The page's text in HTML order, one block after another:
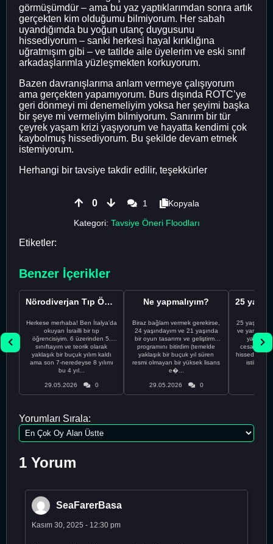
görmüşümdür – ama bu yaz yaptıklarımdan sonra artık
gerçekten kim olduğumu bilmiyorum. Her sabah
uyandığımda bu yoğun utanç duygusunu
hissediyorum – sanki herkesi hayal kırıklığına
uğratmışım gibi – ve tatilde aile üyelerim ve eski sınıf
arkadaşlarımla yüzleşmekten korkuyorum.
Bazen davranışlarıma anlam vermeye çalışıyorum
ama gerçekten yapamıyorum. Burs dışında ROTC’ye
geri dönmeyi mi denemeliyim yoksa her şeyimi başka
bir şeye mi vermeliyim bilmiyorum. Sanırım bir tür
çeyrek yaşam krizi yaşıyorum ve hayatta kendimi çok
kaybolmuş hissediyorum. Bu şekilde devam etmek
istemiyorum.
Herhangi bir tavsiye takdir edilir, teşekkürler
0 1
Kopyala
Kategori: Tavsiye Öneri Floodları
Etiketler:
Benzer İçerikler
Nörodiverjan Tıp Öğrencisi Yeni Bir Yol Arıyor
Herkese merhaba! Ben İtalya'da
okuyan İsrailli bir tıp
öğrencisiyim. 6 üzerinden 5.
sınıftayım ve teorik olarak
yaklaşık bir buçuk yılım kaldı
ama son 7-neredeyse 8 yılımı
bu 4 yıl...
29.05.2026 0
Ne yapmalıyım?
Biraz bağlam vermek gerekirse,
24 yaşındayım ve 21 yaşında
bir oyun tasarımı ve geliştirme
programını bitirdim (temelde
yaklaşık bir buçuk yıl süren
resmi olmayan bir yüksek lisans
e�...
29.05.2026 0
25
ve yanlış
cesaretimin
Yorumları Sırala:
1 Yorum
SeaFarerBasa
Kasım 30, 2025 - 12:30 pm